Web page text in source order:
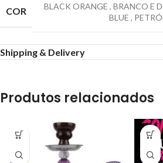
COR BLACK ORANGE , BRANCO E
BLUE ,
Shipping & Delivery
Produtos relacionados
-4%